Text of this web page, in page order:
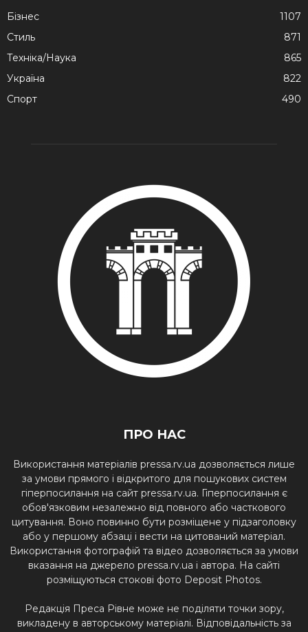
Бізнес
1107
Стиль
871
Техніка/Наука
865
Україна
822
Спорт
490
ПРО НАС
Використання матеріалів pressa.rv.ua дозволяється лише
за умови прямого і відкритого для пошукових систем
гіперпосилання на сайт pressa.rv.ua. Гіперпосилання є
обов'язковим незалежно від повного або часткового
цитування. Воно повинно бути розміщене у підзаголовку
або у першому абзаці і вести на цитований матеріал.
Використання фотографій та відео дозволяється за умови
вказання на джерело pressa.rv.ua і автора. На сайті
розміщуються стокові фото Deposit Photos.
Редакція Преса Рівне може не поділяти точки зору,
викладену в авторському матеріалі. Відповідальність за